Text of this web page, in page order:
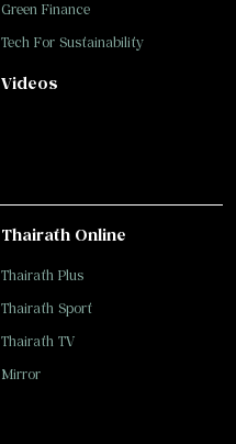
Green Finance
Tech For Sustainability
Videos
Thairath Online
Thairath Plus
Thairath Sport
Thairath TV
Mirror